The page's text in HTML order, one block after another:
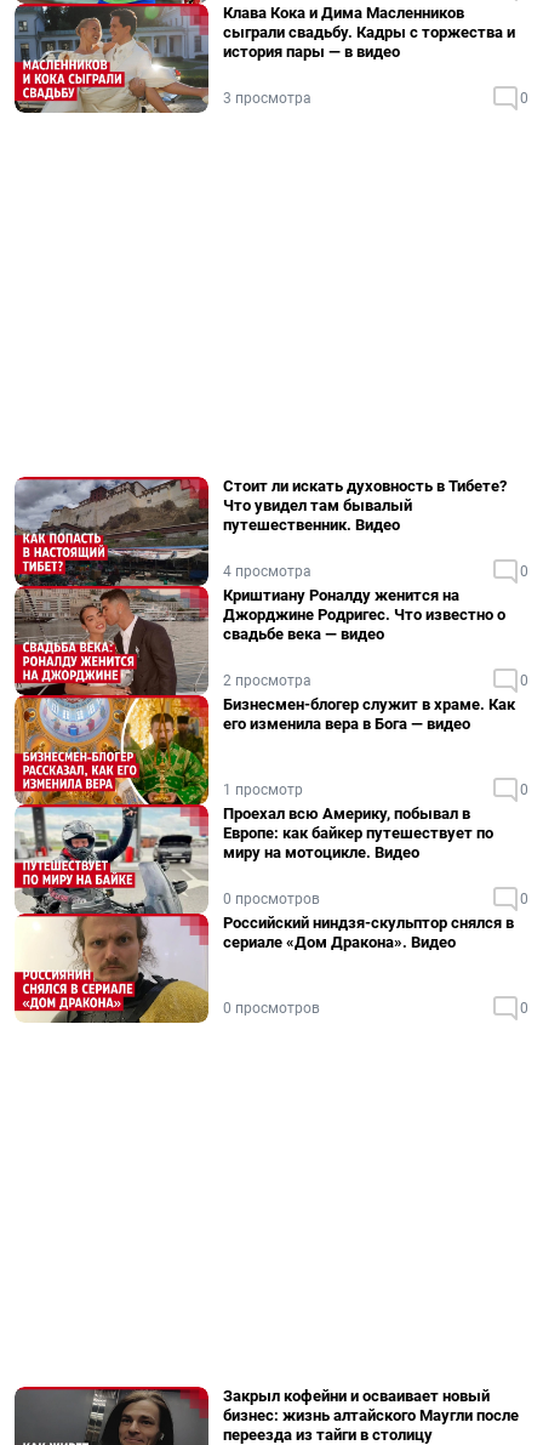
Клава Кока и Дима Масленников
сыграли свадьбу. Кадры с торжества и
история пары — в видео
3 просмотра 0
Стоит ли искать духовность в Тибете?
Что увидел там бывалый
путешественник. Видео
4 просмотра 0
Криштиану Роналду женится на
Джорджине Родригес. Что известно о
свадьбе века — видео
2 просмотра 0
Бизнесмен-блогер служит в храме. Как
его изменила вера в Бога — видео
1 просмотр 0
Проехал всю Америку, побывал в
Европе: как байкер путешествует по
миру на мотоцикле. Видео
0 просмотров 0
Российский ниндзя-скульптор снялся в
сериале «Дом Дракона». Видео
0 просмотров 0
Закрыл кофейни и осваивает новый
бизнес: жизнь алтайского Маугли после
переезда из тайги в столицу